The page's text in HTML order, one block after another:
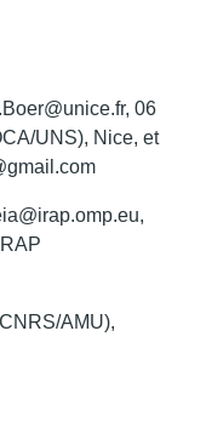
06
UNS), Nice, et
AMU),